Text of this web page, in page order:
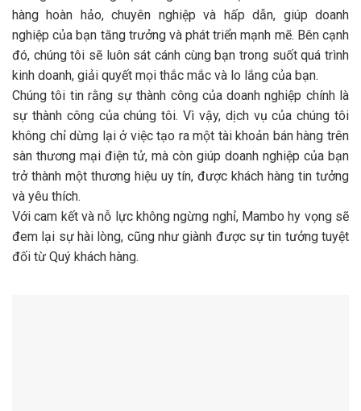
hàng hoàn hảo, chuyên nghiệp và hấp dẫn, giúp doanh
nghiệp của bạn tăng trưởng và phát triển mạnh mẽ. Bên cạnh
đó, chúng tôi sẽ luôn sát cánh cùng bạn trong suốt quá trình
kinh doanh, giải quyết mọi thắc mắc và lo lắng của bạn.
Chúng tôi tin rằng sự thành công của doanh nghiệp chính là
sự thành công của chúng tôi. Vì vậy, dịch vụ của chúng tôi
không chỉ dừng lại ở việc tạo ra một tài khoản bán hàng trên
sàn thương mại điện tử, mà còn giúp doanh nghiệp của bạn
trở thành một thương hiệu uy tín, được khách hàng tin tưởng
và yêu thích.
Với cam kết và nỗ lực không ngừng nghỉ, Mambo hy vọng sẽ
đem lại sự hài lòng, cũng như giành được sự tin tưởng tuyệt
đối từ Quý khách hàng.